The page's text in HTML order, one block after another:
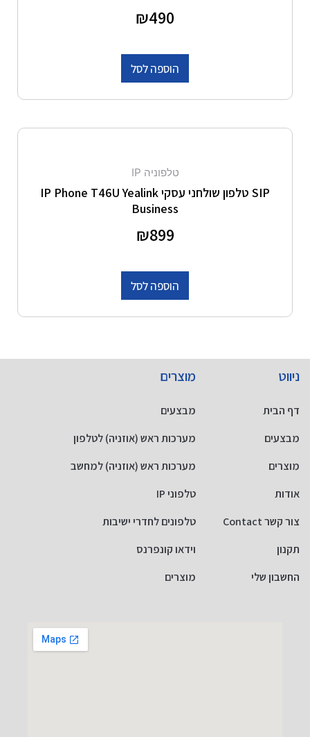
₪490
הוספה לסל
טלפוניה IP
SIP טלפון שולחני עסקי IP Phone T46U Yealink
Business
₪899
הוספה לסל
ניווט
דף הבית
מבצעים
מוצרים
אודות
צור קשר Contact
תקנון
החשבון שלי
מוצרים
מבצעים
מערכות ראש (אוזניה) לטלפון
מערכות ראש (אוזניה) למחשב
טלפוני IP
טלפונים לחדרי ישיבות
וידאו קונפרנס
מוצרים